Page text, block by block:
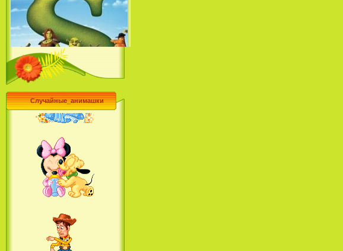
Анастасия / Anastasia (1997)
Большое путешествие / The
Wild (2006)
Шрек 4 / Шрек навсегда - Саундтрек /
Холодное Сердце - Русский Саундтрек
/ Frozen - Russian Soundtrack (2013)
Случайные_анимашки